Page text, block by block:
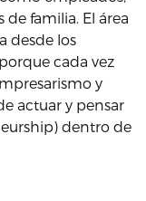
de familia. El área
desde los
cada vez
y
actuar y pensar
dentro de